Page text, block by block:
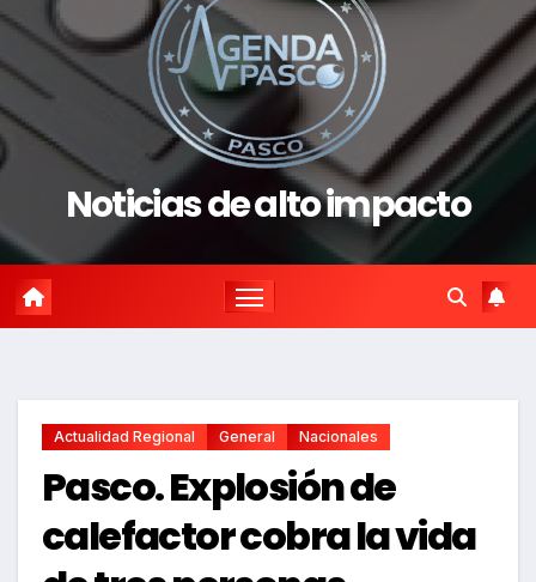
Noticias de alto impacto
Actualidad Regional General Nacionales
Pasco. Explosión de
calefactor cobra la vida